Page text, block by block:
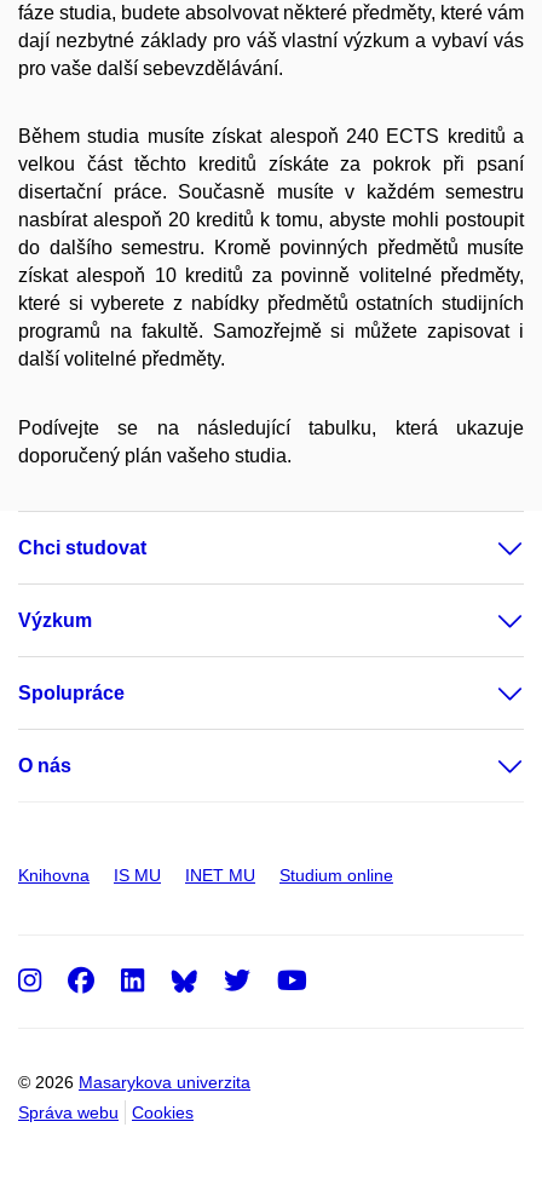
fáze studia, budete absolvovat některé předměty, které vám
dají nezbytné základy pro váš vlastní výzkum a vybaví vás
pro vaše další sebevzdělávání.
Během studia musíte získat alespoň 240 ECTS kreditů a
velkou část těchto kreditů získáte za pokrok při psaní
disertační práce. Současně musíte v každém semestru
nasbírat alespoň 20 kreditů k tomu, abyste mohli postoupit
do dalšího semestru. Kromě povinných předmětů musíte
získat alespoň 10 kreditů za povinně volitelné předměty,
které si vyberete z nabídky předmětů ostatních studijních
programů na fakultě. Samozřejmě si můžete zapisovat i
další volitelné předměty.
Podívejte se na následující tabulku, která ukazuje
doporučený plán vašeho studia.
Chci studovat
Výzkum
Spolupráce
O nás
Knihovna IS MU INET MU Studium online
© 2026 Masarykova univerzita
Správa webu
Cookies
Instagram
Facebook
LinkedInTwitter